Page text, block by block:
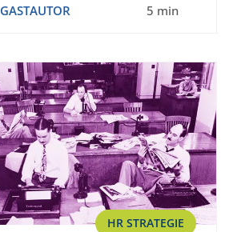
GASTAUTOR 5 min
HR STRATEGIE